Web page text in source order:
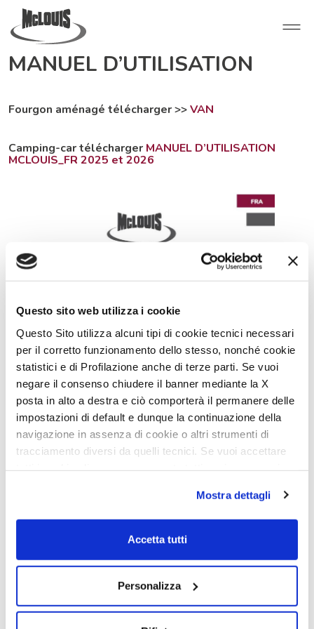
Questo sito web utilizza i cookie
Questo Sito utilizza alcuni tipi di cookie tecnici necessari
per il corretto funzionamento dello stesso, nonché cookie
statistici e di Profilazione anche di terze parti. Se vuoi
negare il consenso chiudere il banner mediante la X
posta in alto a destra e ciò comporterà il permanere delle
impostazioni di default e dunque la continuazione della
navigazione in assenza di cookie o altri strumenti di
tracciamento diversi da quelli tecnici. Se vuoi accettare
su acconsento selezionati. Se vuoi saperne di più clicca
qui. Cliccando sul tasto "Acconsento" permetti l'utilizzo
Mostra dettagli
Accetta tutti
Personalizza
MANUEL D’UTILISATION
Fourgon aménagé télécharger >>VAN
Camping-car télécharger MANUEL D’UTILISATION
MCLOUIS_FR 2025 et 2026
Mc4 Série 800
Menfys S-Line
Politique de confidentialité
Politique concernant les
cookies
MANUEL D’UTILISATION
Newsletter